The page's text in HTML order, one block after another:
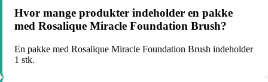
Hvor mange produkter indeholder en pakke
med Rosalique Miracle Foundation Brush?
En pakke med Rosalique Miracle Foundation Brush indeholder
1 stk.